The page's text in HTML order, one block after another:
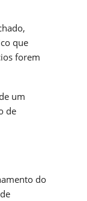
que
forem
um
de
do